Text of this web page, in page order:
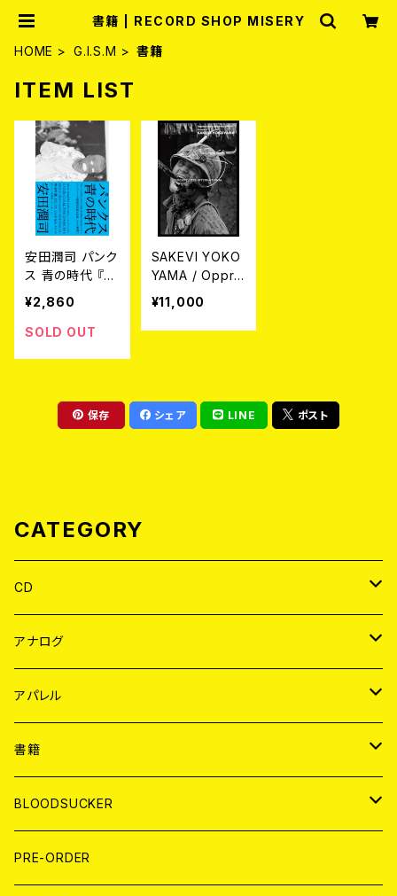
書籍 | RECORD SHOP MISERY
HOME
G.I.S.M 書籍
ITEM LIST
安田潤司 パンク
ス 青の時代 『ち
ょっとの雨ならが
まん』‐1980年
代パンクシーン
¥2,860
SOLD OUT
SAKEVI YOKO
YAMA / Oppre
ssive Liberati
on SPIRIT Vol
ume 1 (ART B
¥11,000
保存 シェア LINE ポスト
CATEGORY
CD
JAPAN
WORLD
アナログ
JAPAN
７EP
LP
WORLD
7EP
LP
アパレル
JAPAN
T-shirt
HOOD
WORLD
T-shirt
書籍
MAGAZINE
BOLLOCKS
写真集 (PHOTOBOOK)
BLOODSUCKER
CD
PRE-ORDER